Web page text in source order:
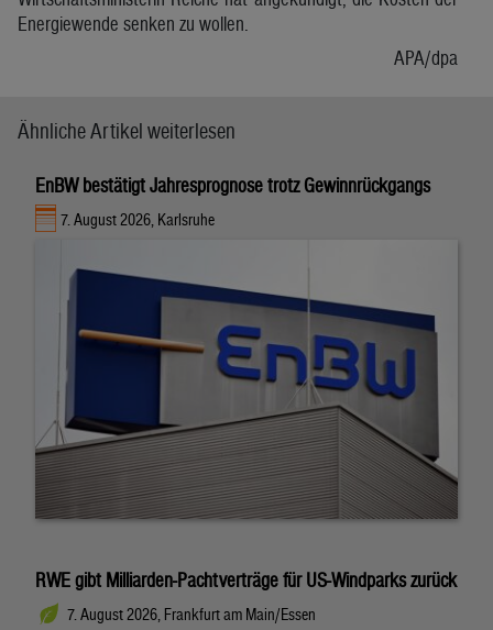
Energiewende senken zu wollen.
APA/dpa
Ähnliche Artikel weiterlesen
EnBW bestätigt Jahresprognose trotz Gewinnrückgangs
7. August 2026, Karlsruhe
RWE gibt Milliarden-Pachtverträge für US-Windparks zurück
7. August 2026, Frankfurt am Main/Essen